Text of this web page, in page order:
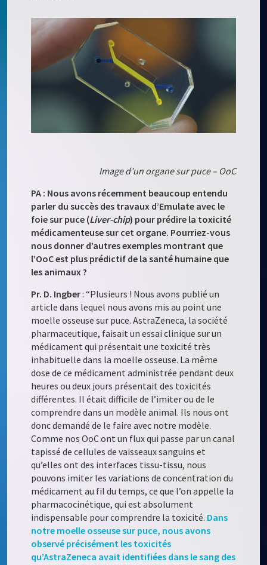
Image d’un organe sur puce – OoC
PA : Nous avons récemment beaucoup entendu
parler du succès des travaux d’Emulate avec le
foie sur puce (Liver-chip) pour prédire la toxicité
médicamenteuse sur cet organe. Pourriez-vous
nous donner d’autres exemples montrant que
l’OoC est plus prédictif de la santé humaine que
les animaux ?
Pr. D. Ingber: “Plusieurs ! Nous avons publié un
article dans lequel nous avons mis au point une
moelle osseuse sur puce. AstraZeneca, la société
pharmaceutique, faisait un essai clinique sur un
médicament qui présentait une toxicité très
inhabituelle dans la moelle osseuse. La même
dose de ce médicament administrée pendant deux
heures ou deux jours présentait des toxicités
différentes. Il était difficile de l’imiter ou de le
comprendre dans un modèle animal. Ils nous ont
donc demandé de le faire avec notre modèle.
Comme nos OoC ont un flux qui passe par un canal
tapissé de cellules de vaisseaux sanguins et
qu’elles ont des interfaces tissu-tissu, nous
pouvons imiter les variations de concentration du
médicament au fil du temps, ce que l’on appelle la
pharmacocinétique, qui est absolument
indispensable pour comprendre la toxicité. Dans
notre moelle osseuse sur puce, nous avons
observé précisément les toxicités
qu’AstraZeneca avait identifiées dans le sang des